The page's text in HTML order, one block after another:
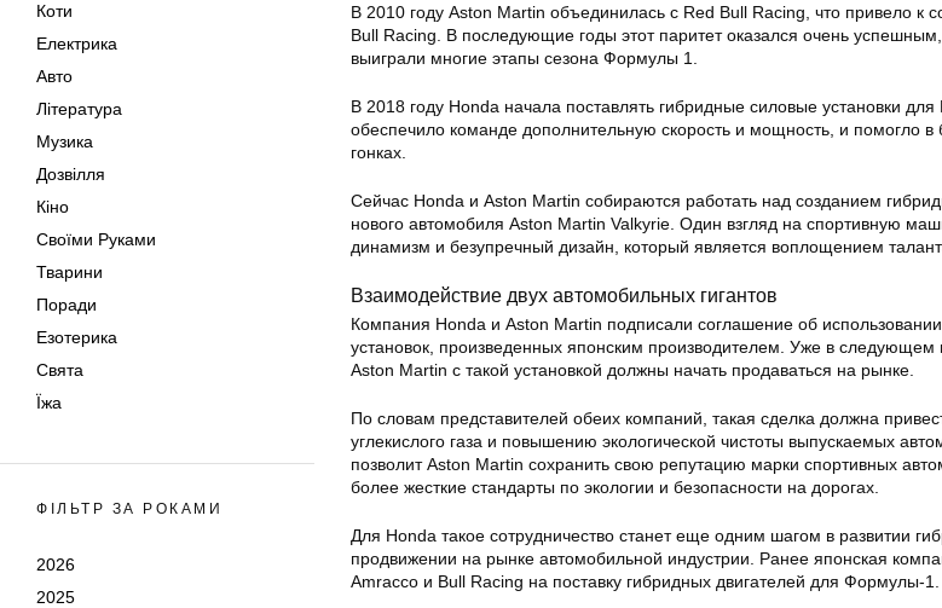
Коти
Електрика
Авто
Література
Музика
Дозвілля
Кіно
Своїми Руками
Тварини
Поради
Езотерика
Свята
Їжа
ФІЛЬТР ЗА РОКАМИ
2026
2025
В 2010 году Aston Martin объединилась с Red Bull Racing, что привело к
Bull Racing. В последующие годы этот паритет оказался очень
выиграли многие этапы сезона Формулы 1.
В 2018 году Honda начала поставлять гибридные силовые установки для
обеспечило команде дополнительную скорость и мощность, и помогло в
гонках.
Сейчас Honda и Aston Martin собираются работать над созданием
нового автомобиля Aston Martin Valkyrie. Один взгляд на спортивную
динамизм и безупречный дизайн, который является воплощением
Взаимодействие двух автомобильных гигантов
Компания Honda и Aston Martin подписали соглашение об
установок, произведенных японским производителем. Уже в следующем
Aston Martin с такой установкой должны начать продаваться на рынке.
По словам представителей обеих компаний, такая сделка должна
углекислого газа и повышению экологической чистоты выпускаемых
позволит Aston Martin сохранить свою репутацию марки спортивных
более жесткие стандарты по экологии и безопасности на дорогах.
Для Honda такое сотрудничество станет еще одним шагом в развитии
продвижении на рынке автомобильной индустрии. Ранее японская
Amracco и Bull Racing на поставку гибридных двигателей для Формулы-1.